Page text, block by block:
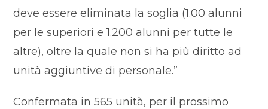
deve essere eliminata la soglia (1.00 alunni
per le superiori e 1.200 alunni per tutte le
altre), oltre la quale non si ha più diritto ad
unità aggiuntive di personale.”
Confermata in 565 unità, per il prossimo